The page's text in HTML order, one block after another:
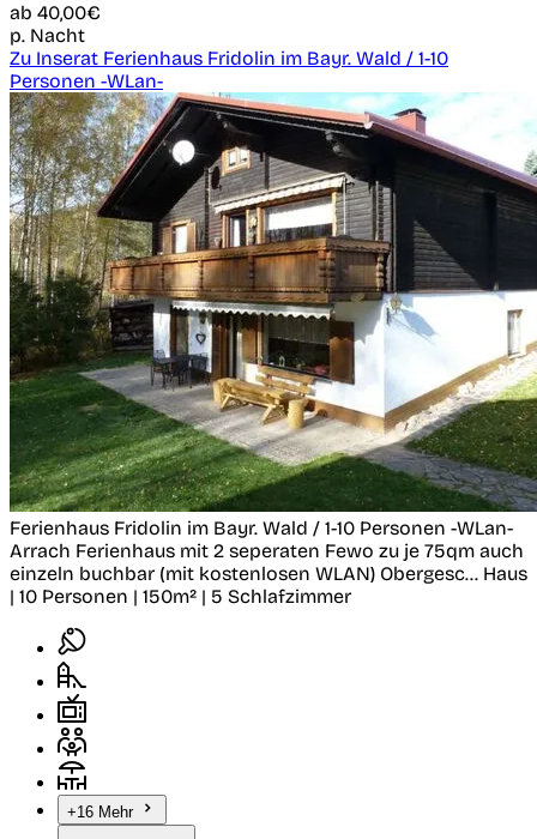
ab 40,00€
p. Nacht
Zu Inserat Ferienhaus Fridolin im Bayr. Wald / 1-10
Personen -WLan-
Ferienhaus Fridolin im Bayr. Wald / 1-10 Personen -WLan-
Arrach Ferienhaus mit 2 seperaten Fewo zu je 75qm auch
einzeln buchbar (mit kostenlosen WLAN) Obergesc... Haus
| 10 Personen | 150m² | 5 Schlafzimmer
+16 Mehr